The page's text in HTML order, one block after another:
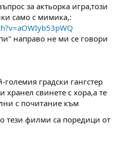
за актьорка игра,този
само с мимика,:
направо не ми се говори
градски гангстер
хранел свинете с хора,а те
с почитание към
тези филми са поредици от